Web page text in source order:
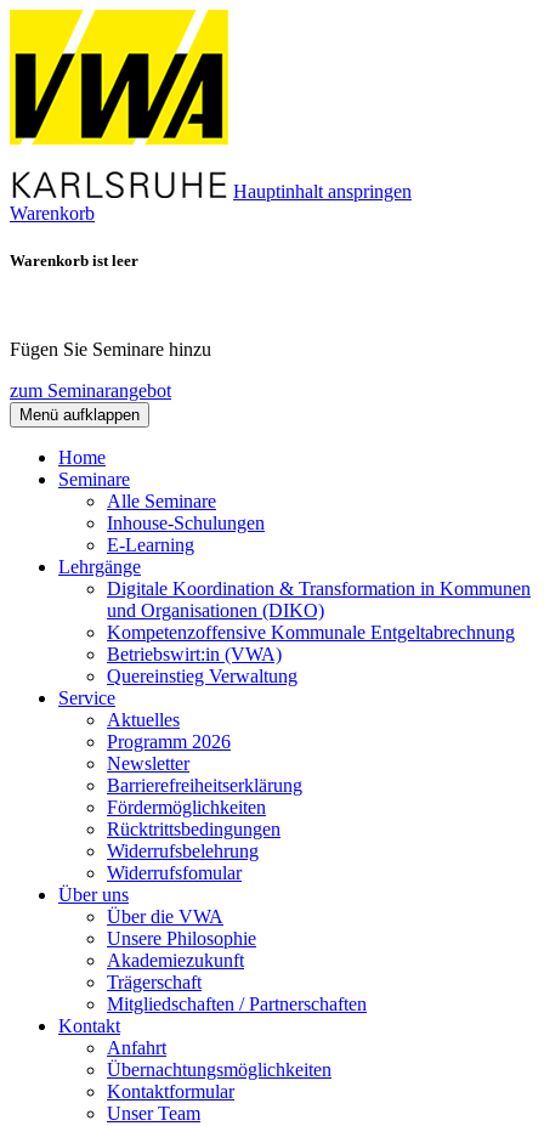
Hauptinhalt anspringen
Warenkorb
Warenkorb ist leer
Fügen Sie Seminare hinzu
zum Seminarangebot
Menü aufklappen
Home
Seminare
Alle Seminare
Inhouse-Schulungen
E-Learning
Lehrgänge
Digitale Koordination & Transformation in Kommunen
und Organisationen (DIKO)
Kompetenzoffensive Kommunale Entgeltabrechnung
Betriebswirt:in (VWA)
Quereinstieg Verwaltung
Service
Aktuelles
Programm 2026
Newsletter
Barrierefreiheitserklärung
Fördermöglichkeiten
Rücktrittsbedingungen
Widerrufsbelehrung
Widerrufsfomular
Über uns
Über die VWA
Unsere Philosophie
Akademiezukunft
Trägerschaft
Mitgliedschaften / Partnerschaften
Kontakt
Anfahrt
Übernachtungsmöglichkeiten
Kontaktformular
Unser Team